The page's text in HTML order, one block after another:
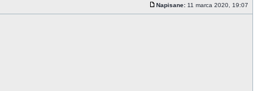
Napisane: 11 marca 2020, 19:07